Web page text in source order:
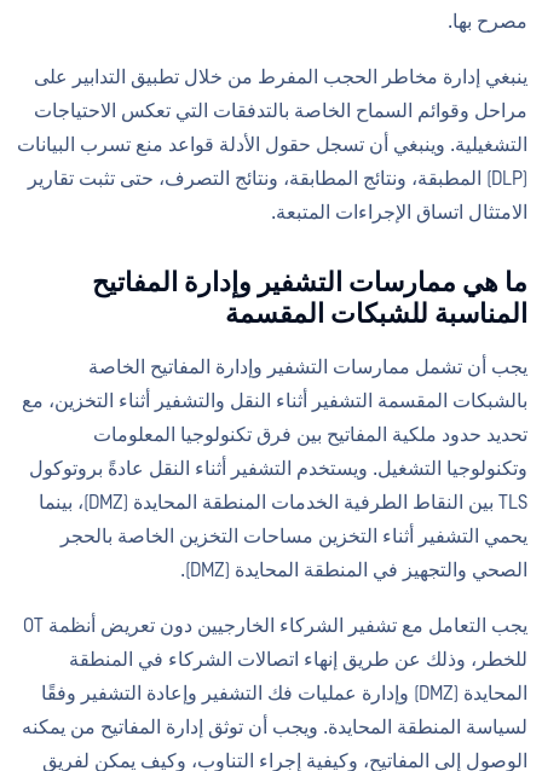
مصرح بها.
ينبغي إدارة مخاطر الحجب المفرط من خلال تطبيق التدابير على
مراحل وقوائم السماح الخاصة بالتدفقات التي تعكس الاحتياجات
التشغيلية. وينبغي أن تسجل حقول الأدلة قواعد منع تسرب البيانات
(DLP) المطبقة، ونتائج المطابقة، ونتائج التصرف، حتى تثبت تقارير
الامتثال اتساق الإجراءات المتبعة.
ما هي ممارسات التشفير وإدارة المفاتيح
المناسبة للشبكات المقسمة
يجب أن تشمل ممارسات التشفير وإدارة المفاتيح الخاصة
بالشبكات المقسمة التشفير أثناء النقل والتشفير أثناء التخزين، مع
تحديد حدود ملكية المفاتيح بين فرق تكنولوجيا المعلومات
وتكنولوجيا التشغيل. ويستخدم التشفير أثناء النقل عادةً بروتوكول
TLS بين النقاط الطرفية الخدمات المنطقة المحايدة (DMZ)، بينما
يحمي التشفير أثناء التخزين مساحات التخزين الخاصة بالحجر
الصحي والتجهيز في المنطقة المحايدة (DMZ).
يجب التعامل مع تشفير الشركاء الخارجيين دون تعريض أنظمة OT
للخطر، وذلك عن طريق إنهاء اتصالات الشركاء في المنطقة
المحايدة (DMZ) وإدارة عمليات فك التشفير وإعادة التشفير وفقًا
لسياسة المنطقة المحايدة. ويجب أن توثق إدارة المفاتيح من يمكنه
الوصول إلى المفاتيح، وكيفية إجراء التناوب، وكيف يمكن لفريق